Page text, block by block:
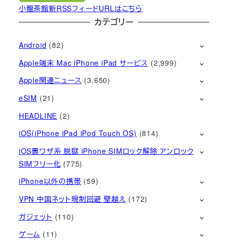
小龍茶館新RSSフィードURLはこちら
カテゴリー
Android (82)
Apple端末 Mac iPhone iPad サービス (2,999)
Apple関連ニュース (3,650)
eSIM (21)
HEADLINE (2)
iOS(iPhone iPad iPod Touch OS) (814)
iOS裏ワザ系 脱獄 iPhone SIMロック解除 アンロック
SIMフリー化 (775)
iPhone以外の携帯 (59)
VPN 中国ネット規制回避 壁越え (172)
ガジェット (110)
ゲーム (11)